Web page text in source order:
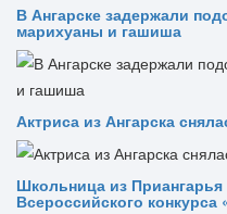
В Ангарске задержали
марихуаны и гашиша
Актриса из Ангарска
Школьница из
Всероссийского конкурса